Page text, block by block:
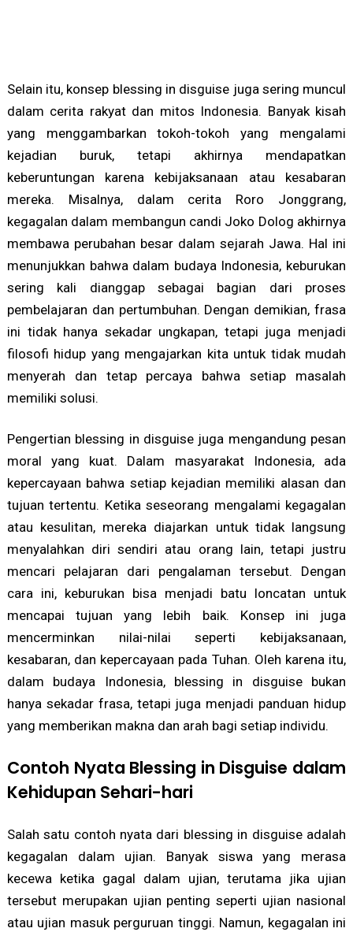
Selain itu, konsep blessing in disguise juga sering muncul
dalam cerita rakyat dan mitos Indonesia. Banyak kisah
yang menggambarkan tokoh-tokoh yang mengalami
kejadian buruk, tetapi akhirnya mendapatkan
keberuntungan karena kebijaksanaan atau kesabaran
mereka. Misalnya, dalam cerita Roro Jonggrang,
kegagalan dalam membangun candi Joko Dolog akhirnya
membawa perubahan besar dalam sejarah Jawa. Hal ini
menunjukkan bahwa dalam budaya Indonesia, keburukan
sering kali dianggap sebagai bagian dari proses
pembelajaran dan pertumbuhan. Dengan demikian, frasa
ini tidak hanya sekadar ungkapan, tetapi juga menjadi
filosofi hidup yang mengajarkan kita untuk tidak mudah
menyerah dan tetap percaya bahwa setiap masalah
memiliki solusi.
Pengertian blessing in disguise juga mengandung pesan
moral yang kuat. Dalam masyarakat Indonesia, ada
kepercayaan bahwa setiap kejadian memiliki alasan dan
tujuan tertentu. Ketika seseorang mengalami kegagalan
atau kesulitan, mereka diajarkan untuk tidak langsung
menyalahkan diri sendiri atau orang lain, tetapi justru
mencari pelajaran dari pengalaman tersebut. Dengan
cara ini, keburukan bisa menjadi batu loncatan untuk
mencapai tujuan yang lebih baik. Konsep ini juga
mencerminkan nilai-nilai seperti kebijaksanaan,
kesabaran, dan kepercayaan pada Tuhan. Oleh karena itu,
dalam budaya Indonesia, blessing in disguise bukan
hanya sekadar frasa, tetapi juga menjadi panduan hidup
yang memberikan makna dan arah bagi setiap individu.
Contoh Nyata Blessing in Disguise dalam
Kehidupan Sehari-hari
Salah satu contoh nyata dari blessing in disguise adalah
kegagalan dalam ujian. Banyak siswa yang merasa
kecewa ketika gagal dalam ujian, terutama jika ujian
tersebut merupakan ujian penting seperti ujian nasional
atau ujian masuk perguruan tinggi. Namun, kegagalan ini